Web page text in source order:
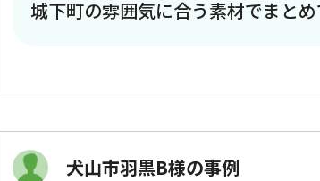
城下町の雰囲気に合う素材でまと
犬山市羽黒B様の事例